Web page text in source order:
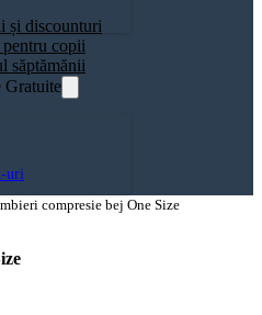
și discounturi
copii
săptămănii
Gratuite
uri
compresie bej One Size